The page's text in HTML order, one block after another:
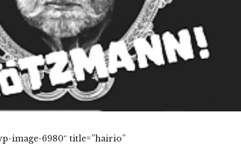
image-6980″ title=”hairio”